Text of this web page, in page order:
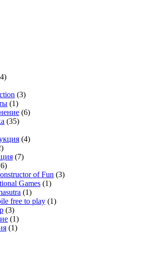
(3)
(1)
(6)
(35)
(4)
(7)
of Fun (3)
Games (1)
(1)
free to play (1)
(3)
(1)
(1)